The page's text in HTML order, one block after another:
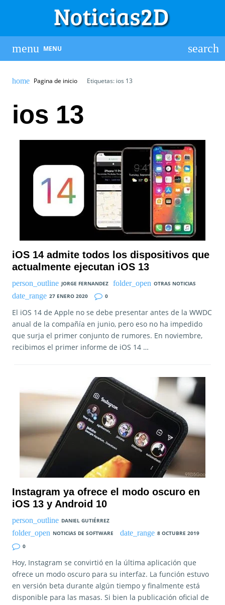
MENU
Pagina de inicio Etiquetas: ios 13
ios 13
iOS 14 admite todos los dispositivos que
actualmente ejecutan iOS 13
JORGE FERNANDEZ
OTRAS NOTICIAS
27 ENERO 2020
0
El iOS 14 de Apple no se debe presentar antes de la WWDC
anual de la compañía en junio, pero eso no ha impedido
que surja el primer conjunto de rumores. En noviembre,
recibimos el primer informe de iOS 14 …
Instagram ya ofrece el modo oscuro en
iOS 13 y Android 10
DANIEL GUTIÉRREZ
NOTICIAS DE SOFTWARE
8 OCTUBRE 2019
0
Hoy, Instagram se convirtió en la última aplicación que
ofrece un modo oscuro para su interfaz. La función estuvo
en versión beta durante algún tiempo y finalmente está
disponible para las masas. Si bien la publicación oficial de